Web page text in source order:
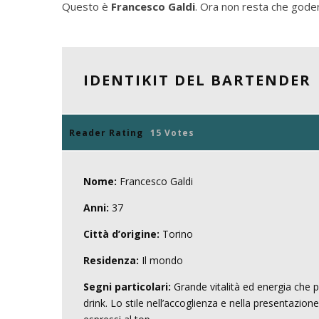
Questo è Francesco Galdi. Ora non resta che
IDENTIKIT DEL BARTENDER
Nome: Francesco Galdi
Anni: 37
Città d’origine: Torino
Residenza: Il mondo
Segni particolari: Grande vitalità ed energia che
drink. Lo stile nell’accoglienza e nella
Reader Rating 15 Votes